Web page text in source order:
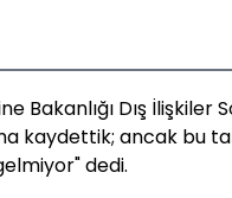
Bakanlığı Dış İlişkiler
kaydettik; ancak bu
dedi.